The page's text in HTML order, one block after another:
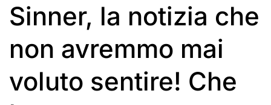
Sinner, la notizia che
non avremmo mai
voluto sentire! Che